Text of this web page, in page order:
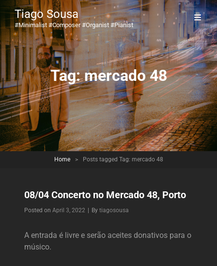
Tiago Sousa
#minimalist #composer #organist #pianist
Tag:mercado 48
Home > Posts tagged Tag: mercado 48
08/04 Concerto no Mercado 48, Porto
Posted on April 3, 2022 By Byline
tiagosousa
A entrada é livre e serão aceites donativos para o
músico.